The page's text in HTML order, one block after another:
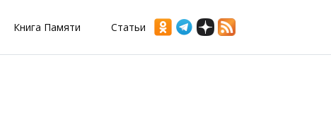
Книга Памяти Статьи